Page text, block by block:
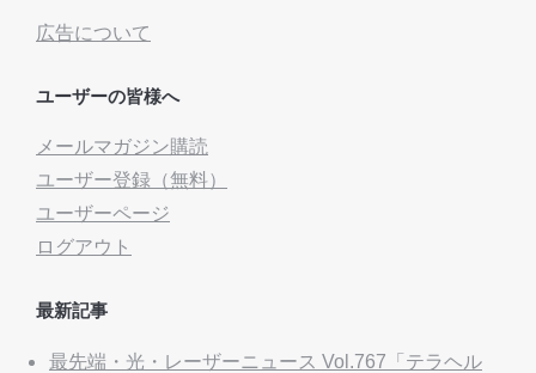
広告について
ユーザーの皆様へ
メールマガジン購読
ユーザー登録（無料）
ユーザーページ
ログアウト
最新記事
最先端・光・レーザーニュース Vol.767「テラヘル